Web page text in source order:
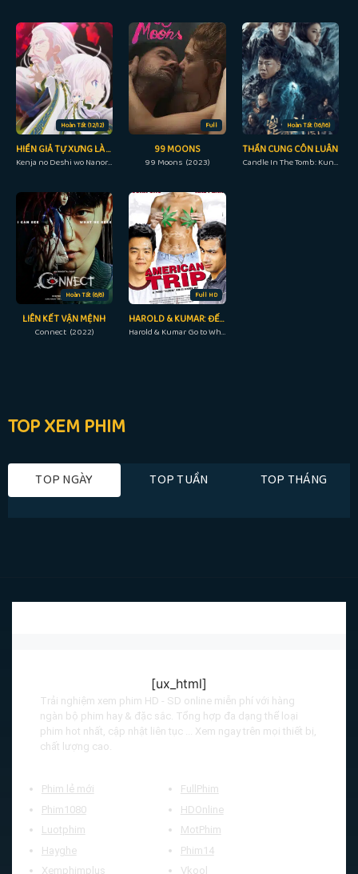
Hoàn Tất (12/12)
HIỀN GIẢ TỰ XƯNG LÀ ĐỒ ĐỆ HIỀN GIẢ TẠI DỊ GIỚI
Kenja no Deshi wo Nanoru Kenja, She Professed Herself Pupil of the Wise Man (2022)
Full
99 MOONS
99 Moons (2023)
Hoàn Tất (16/16)
THẦN CUNG CÔN LUÂN
Candle In The Tomb: Kunlun Tomb (2022)
Hoàn Tất (6/6)
LIÊN KẾT VẬN MỆNH
Connect (2022)
Full HD
HAROLD & KUMAR: ĐẾN LÂU ĐÀI TRẮNG
Harold & Kumar Go to White Castle (2004)
TOP XEM PHIM
TOP NGÀY TOP TUẦN TOP THÁNG